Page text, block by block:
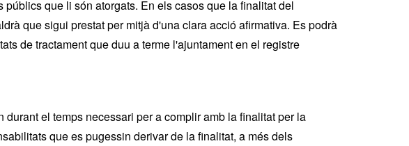
que li són atorgats. En els casos que la finalitat del
que sigui prestat per mitjà d'una clara acció afirmativa. Es podrà
de tractament que duu a terme l'ajuntament en el registre
el temps necessari per a complir amb la finalitat per la
que es pugessin derivar de la finalitat, a més dels